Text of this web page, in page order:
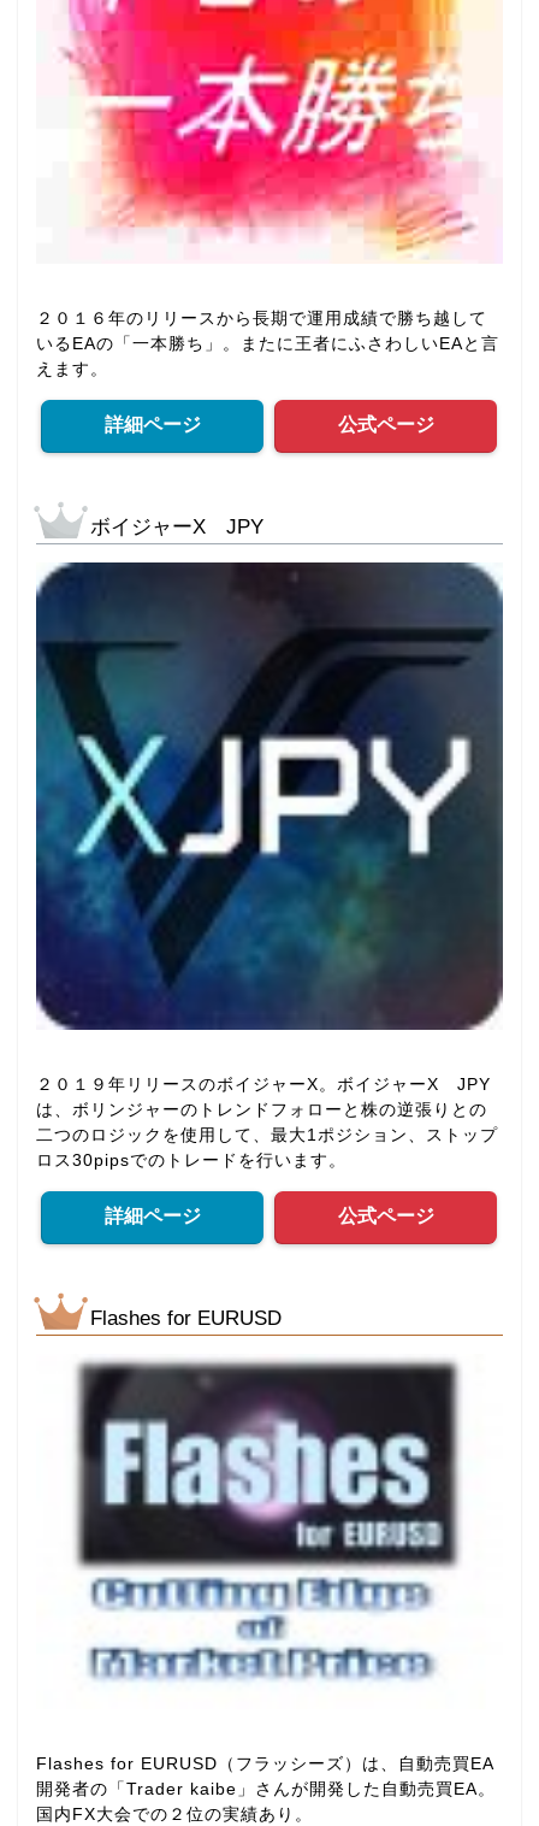
２０１６年のリリースから長期で運用成績で勝ち越して
いるEAの「一本勝ち」。またに王者にふさわしいEAと言
えます。
詳細ページ 公式ページ
ボイジャーX JPY
２０１９年リリースのボイジャーX。ボイジャーX JPY
は、ボリンジャーのトレンドフォローと株の逆張りとの
二つのロジックを使用して、最大1ポジション、ストップ
ロス30pipsでのトレードを行います。
詳細ページ 公式ページ
Flashes for EURUSD
Flashes for EURUSD（フラッシーズ）は、自動売買EA
開発者の「Trader kaibe」さんが開発した自動売買EA。
国内FX大会での２位の実績あり。